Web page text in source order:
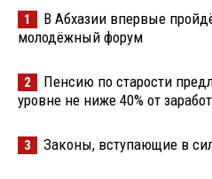
1
В Абхазии впервые
молодёжный форум
2
Пенсию по старости
уровне не ниже 40% от
3 Законы, вступающие в